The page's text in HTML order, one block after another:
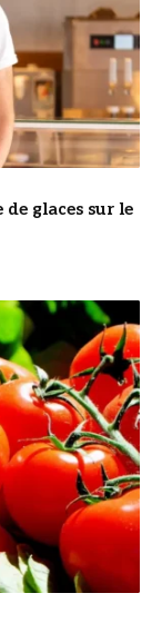
glaces sur le